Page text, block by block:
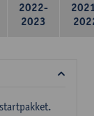
2022-
2023